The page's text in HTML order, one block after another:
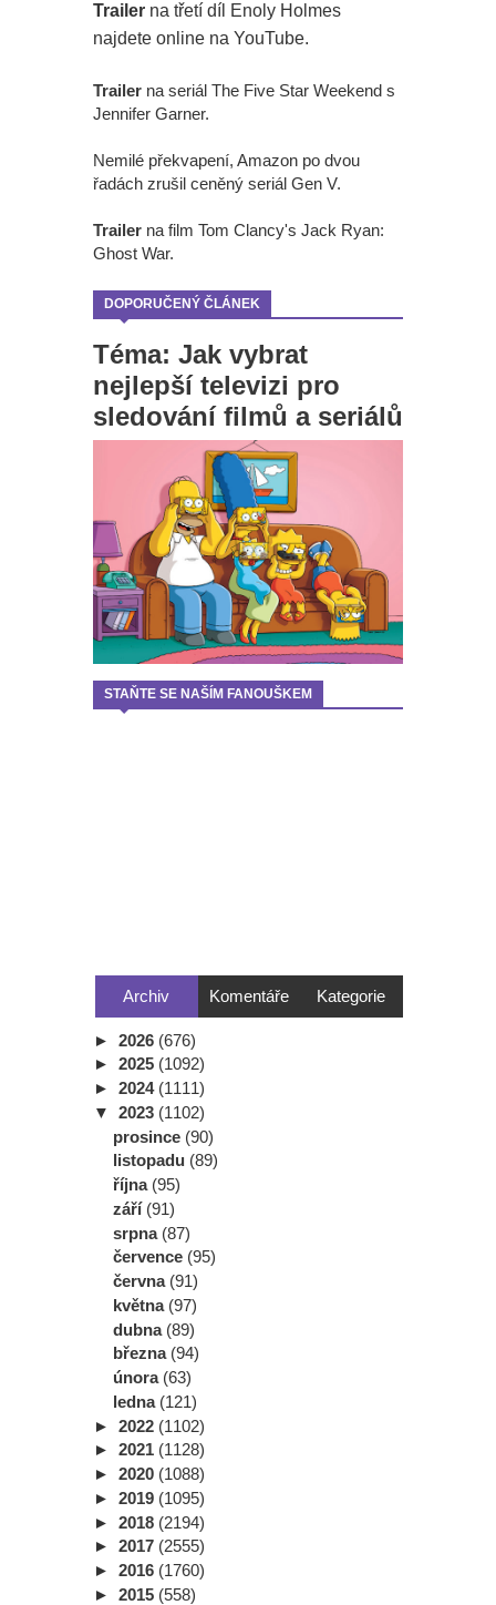
Trailer na třetí díl Enoly Holmes
najdete online na YouTube.
Trailer na seriál The Five Star Weekend s
Jennifer Garner.
Nemilé překvapení, Amazon po dvou
řadách zrušil ceněný seriál Gen V.
Trailer na film Tom Clancy's Jack Ryan:
Ghost War.
DOPORUČENÝ ČLÁNEK
Téma: Jak vybrat
nejlepší televizi pro
sledování filmů a seriálů
STAŇTE SE NAŠÍM FANOUŠKEM
Archiv Komentáře Kategorie
► 2026 (676)
► 2025 (1092)
► 2024 (1111)
▼ 2023 (1102)
prosince (90)
listopadu (89)
října (95)
září (91)
srpna (87)
července (95)
června (91)
května (97)
dubna (89)
března (94)
února (63)
ledna (121)
► 2022 (1102)
► 2021 (1128)
► 2020 (1088)
► 2019 (1095)
► 2018 (2194)
► 2017 (2555)
► 2016 (1760)
► 2015 (558)